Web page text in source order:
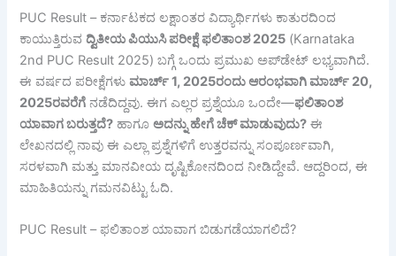
PUC Result – ಕರ್ನಾಟಕದ ಲಕ್ಷಾಂತರ ವಿದ್ಯಾರ್ಥಿಗಳು ಕಾತುರದಿಂದ
ಕಾಯುತ್ತಿರುವದ್ವಿತೀಯಪಿಯುಸಿಪರೀಕ್ಷೆ ಫಲಿತಾಂಶ 2025 (Karnataka
2nd PUC Result 2025) ಬಗ್ಗೆ ಒಂದು ಪ್ರಮುಖ ಅಪ್‌ಡೇಟ್ ಲಭ್ಯವಾಗಿದೆ.
ಈ ವರ್ಷದ ಪರೀಕ್ಷೆಗಳು ಮಾರ್ಚ್ 1, 2025ರಂದುಆರಂಭವಾಗಿ ಮಾರ್ಚ್ 20,
2025ರವರೆಗೆ ನಡೆದಿದ್ದವು. ಈಗ ಎಲ್ಲರ ಪ್ರಶ್ನೆಯೂ ಒಂದೇ—ಫಲಿತಾಂಶ
ಯಾವಾಗಬರುತ್ತದೆ? ಹಾಗೂಅದನ್ನುಹೇಗೆಚೆಕ್ಮಾಡುವುದು? ಈ
ಲೇಖನದಲ್ಲಿ ನಾವು ಈ ಎಲ್ಲಾ ಪ್ರಶ್ನೆಗಳಿಗೆ ಉತ್ತರವನ್ನು ಸಂಪೂರ್ಣವಾಗಿ,
ಸರಳವಾಗಿ ಮತ್ತು ಮಾನವೀಯ ದೃಷ್ಟಿಕೋನದಿಂದ ನೀಡಿದ್ದೇವೆ. ಆದ್ದರಿಂದ, ಈ
ಮಾಹಿತಿಯನ್ನು ಗಮನವಿಟ್ಟು ಓದಿ.
PUC Result – ಫಲಿತಾಂಶ ಯಾವಾಗ ಬಿಡುಗಡೆಯಾಗಲಿದೆ?